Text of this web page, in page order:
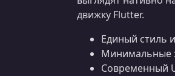
движку Flutter.
Единый стиль
Минимальные
Современный